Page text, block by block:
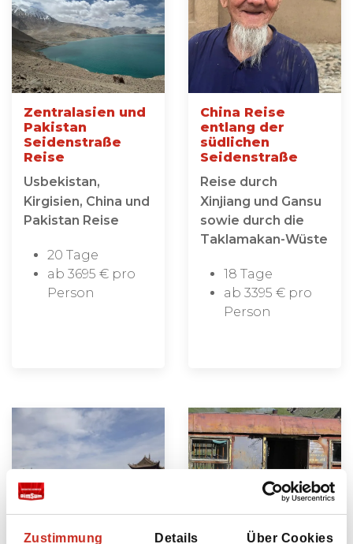
Zustimmung Details Über Cookies
Zentralasien und
Pakistan
Seidenstraße
Reise
Usbekistan,
Kirgisien, China und
Pakistan Reise
20 Tage
ab 3695 € pro
Person
China Reise
entlang der
südlichen
Seidenstraße
Reise durch
Xinjiang und Gansu
sowie durch die
Taklamakan-Wüste
18 Tage
ab 3395 € pro
Person